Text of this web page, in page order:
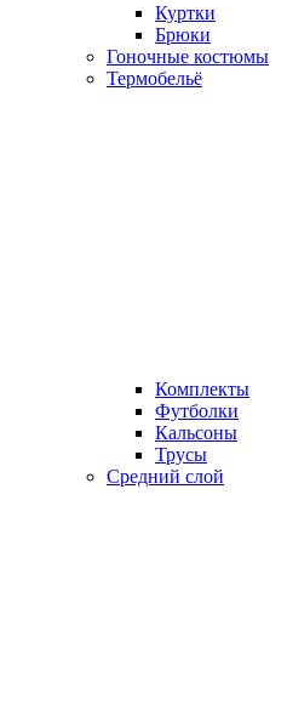
Куртки
Брюки
Гоночные костюмы
Термобельё
Комплекты
Футболки
Кальсоны
Трусы
Средний слой